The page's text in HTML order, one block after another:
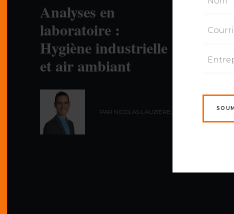
Analyses en
laboratoire :
Hygiène industrielle
et air ambiant
PAR NICOLAS LAUZIÈRE,